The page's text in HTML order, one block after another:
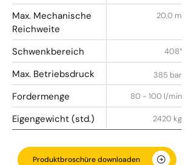
Max. Mechanische
Reichweite
Schwenkbereich
Max. Betriebsdruck
Fordermenge
Eigengewicht (std.)
20,0 m
80 - 100 l/min
408°
385 bar
2420 kg
Produktbroschüre downloaden